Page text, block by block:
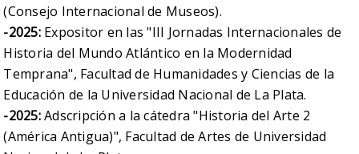
(Consejo Internacional de Museos).
-2025:Expositor en las "III Jornadas Internacionales de
Historia del Mundo Atlántico en la Modernidad
Temprana", Facultad de Humanidades y Ciencias de la
Educación de la Universidad Nacional de La Plata.
-2025:Adscripción a la cátedra "Historia del Arte 2
(América Antigua)", Facultad de Artes de Universidad